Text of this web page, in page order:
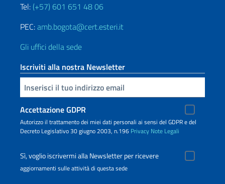
Tel: (+57) 601 651 48 06
PEC:amb.bogota@cert.esteri.it
Gli uffici della sede
Iscriviti alla nostra Newsletter
Inserisci la tua email
Accettazione GDPR
Autorizzo il trattamento dei miei dati personali ai sensi del GDPR e del
Decreto Legislativo 30 giugno 2003, n.196 Privacy Note Legali
Sì, voglio iscrivermi alla Newsletter per ricevere
aggiornamenti sulle attività di questa sede